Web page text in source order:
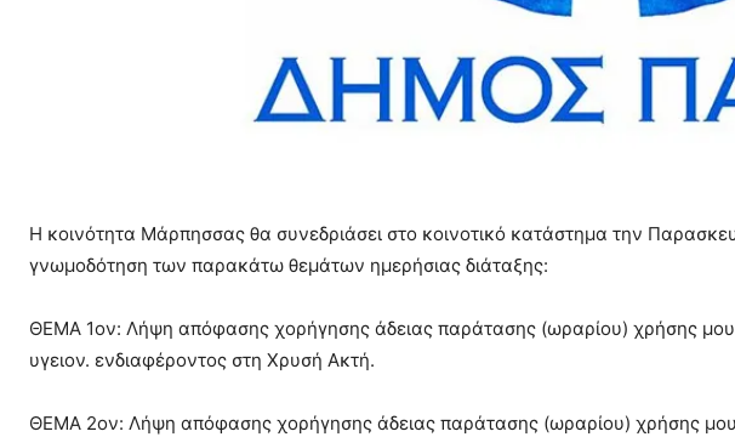
Η κοινότητα Μάρπησσας θα συνεδριάσει στο κοινοτικό κατάστημα την
γνωμοδότηση των παρακάτω θεμάτων ημερήσιας διάταξης:
ΘΕΜΑ 1ον: Λήψη απόφασης χορήγησης άδειας παράτασης (ωραρίου) χρήσης
υγειον. ενδιαφέροντος στη Χρυσή Ακτή.
ΘΕΜΑ 2ον: Λήψη απόφασης χορήγησης άδειας παράτασης (ωραρίου) χρήσης